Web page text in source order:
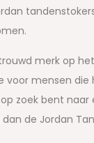
merk op
voor mensen
zoek bent
de Jordan